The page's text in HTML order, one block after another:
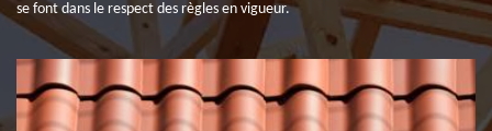
se font dans le respect des règles en vigueur.